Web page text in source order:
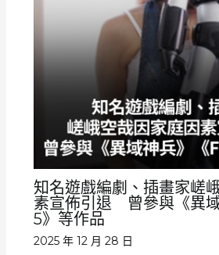
知名遊戲編劇、插畫家嵯
素宣佈引退 曾參與《異
5》等作品
2025 年 12 月 28 日